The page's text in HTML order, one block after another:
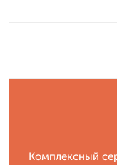
Комплексный